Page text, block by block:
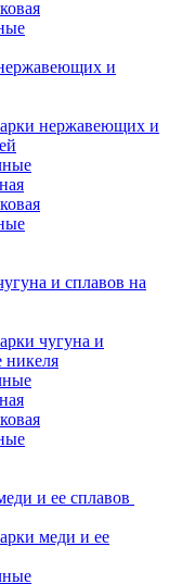
и
нержавеющих и
и сплавов на
чугуна и
никеля
и ее сплавов
меди и ее